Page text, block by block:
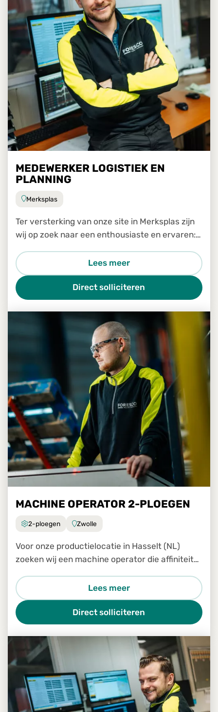
MEDEWERKER LOGISTIEK EN
PLANNING
Merksplas
Ter versterking van onze site in Merksplas zijn
wij op zoek naar een enthousiaste en ervaren:
Lees meer
Direct solliciteren
MACHINE OPERATOR 2-PLOEGEN
2-ploegen Zwolle
Voor onze productielocatie in Hasselt (NL)
zoeken wij een machine operator die affiniteit
inzicht.
Lees meer
Direct solliciteren